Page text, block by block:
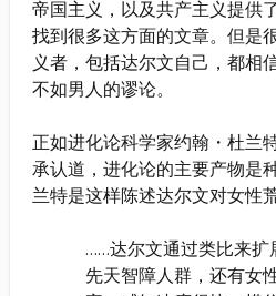
帝国主义，以及共产主义提供
找到很多这方面的文章。但是
义者，包括达尔文自己，都相
不如男人的谬论。
正如进化论科学家约翰・杜兰
承认道，进化论的主要产物是
兰特是这样陈述达尔文对女性
……达尔文通过类比来扩
先天智障人群，还有女